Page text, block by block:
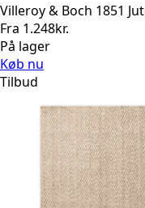
Villeroy & Boch 1851
Fra 1.248kr.
På lager
Køb nu
Tilbud